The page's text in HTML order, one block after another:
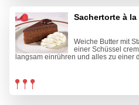
Sachertorte à la
Weiche Butter mit
einer Schüssel
langsam einrühren und alles zu einer